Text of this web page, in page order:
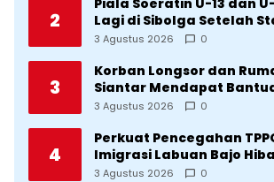
2
Piala Soeratin U-13 dan
Lagi di Sibolga Setelah
Direvitalisasi Wali Kota
3 Agustus 2026 0
3
Korban Longsor dan
Siantar Mendapat
3 Agustus 2026 0
4
Perkuat Pencegahan
Imigrasi Labuan Bajo
Operasional ke Lima Desa
3 Agustus 2026 0